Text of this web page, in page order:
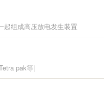
起组成高压放电发生装置
pak等|